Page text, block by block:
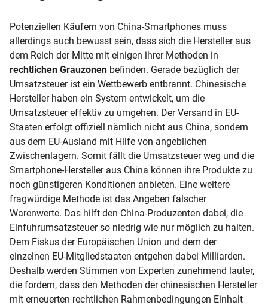
Potenziellen Käufern von China-Smartphones muss
allerdings auch bewusst sein, dass sich die Hersteller aus
dem Reich der Mitte mit einigen ihrer Methoden in
rechtlichen Grauzonen befinden. Gerade bezüglich der
Umsatzsteuer ist ein Wettbewerb entbrannt. Chinesische
Hersteller haben ein System entwickelt, um die
Umsatzsteuer effektiv zu umgehen. Der Versand in EU-
Staaten erfolgt offiziell nämlich nicht aus China, sondern
aus dem EU-Ausland mit Hilfe von angeblichen
Zwischenlagern. Somit fällt die Umsatzsteuer weg und die
Smartphone-Hersteller aus China können ihre Produkte zu
noch günstigeren Konditionen anbieten. Eine weitere
fragwürdige Methode ist das Angeben falscher
Warenwerte. Das hilft den China-Produzenten dabei, die
Einfuhrumsatzsteuer so niedrig wie nur möglich zu halten.
Dem Fiskus der Europäischen Union und dem der
einzelnen EU-Mitgliedstaaten entgehen dabei Milliarden.
Deshalb werden Stimmen von Experten zunehmend lauter,
die fordern, dass den Methoden der chinesischen Hersteller
mit erneuerten rechtlichen Rahmenbedingungen Einhalt